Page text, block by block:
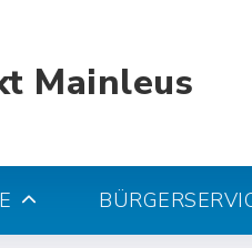
Mainleus